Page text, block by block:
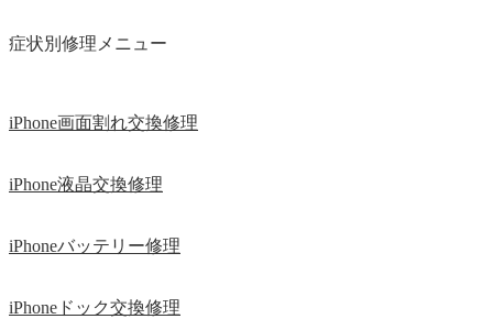
症状別修理メニュー
iPhone画面割れ交換修理
iPhone液晶交換修理
iPhoneバッテリー修理
iPhoneドック交換修理